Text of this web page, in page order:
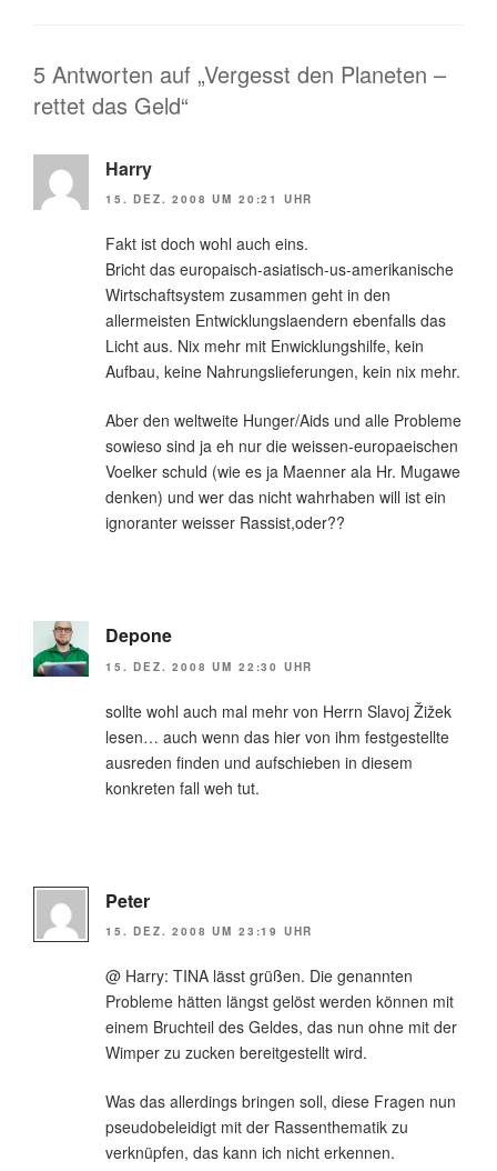
5 Antworten auf „Vergesst den Planeten –
rettet das Geld“
Harry
15. DEZ. 2008 UM 20:21 UHR
Fakt ist doch wohl auch eins.
Bricht das europaisch-asiatisch-us-amerikanische
Wirtschaftsystem zusammen geht in den
allermeisten Entwicklungslaendern ebenfalls das
Licht aus. Nix mehr mit Enwicklungshilfe, kein
Aufbau, keine Nahrungslieferungen, kein nix mehr.
Aber den weltweite Hunger/Aids und alle Probleme
sowieso sind ja eh nur die weissen-europaeischen
Voelker schuld (wie es ja Maenner ala Hr. Mugawe
denken) und wer das nicht wahrhaben will ist ein
ignoranter weisser Rassist,oder??
Depone
15. DEZ. 2008 UM 22:30 UHR
sollte wohl auch mal mehr von Herrn Slavoj Žižek
lesen… auch wenn das hier von ihm festgestellte
ausreden finden und aufschieben in diesem
konkreten fall weh tut.
Peter
15. DEZ. 2008 UM 23:19 UHR
@ Harry: TINA lässt grüßen. Die genannten
Probleme hätten längst gelöst werden können mit
einem Bruchteil des Geldes, das nun ohne mit der
Wimper zu zucken bereitgestellt wird.
Was das allerdings bringen soll, diese Fragen nun
pseudobeleidigt mit der Rassenthematik zu
verknüpfen, das kann ich nicht erkennen.